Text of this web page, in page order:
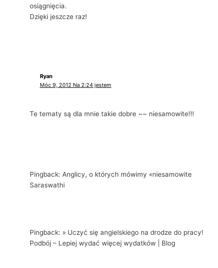
osiągnięcia.
Dzięki jeszcze raz!
Ryan
Móc 9, 2012 Na 2:24 jestem
Te tematy są dla mnie takie dobre ~~ niesamowite!!!
Pingback: Anglicy, o których mówimy «niesamowite
Saraswathi
Pingback: » Uczyć się angielskiego na drodze do pracy!
Podbój – Lepiej wydać więcej wydatków | Blog